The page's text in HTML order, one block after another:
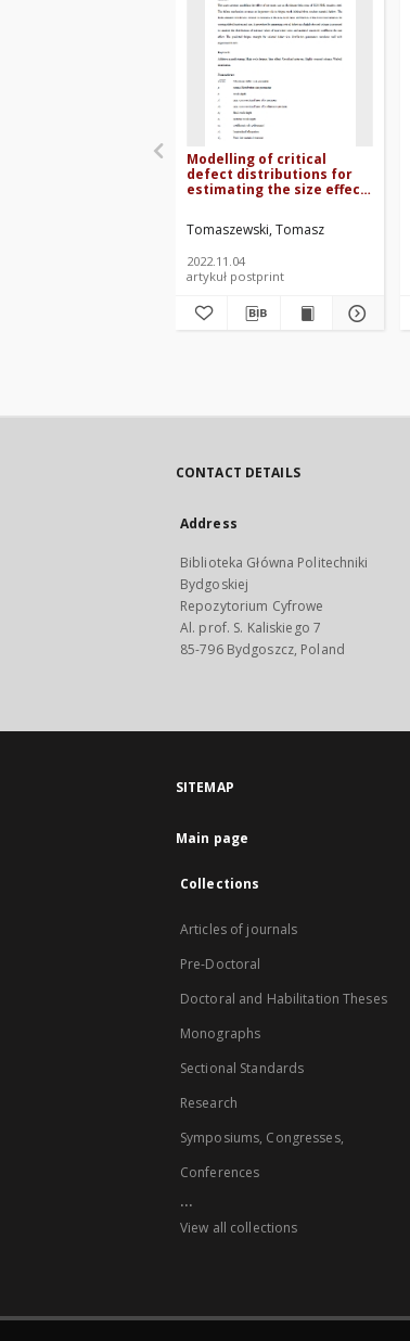
Modelling of critical
defect distributions for
estimating the size effect
316L stainless steel
Tomaszewski, Tomasz
2022.11.04
artykuł postprint
CONTACT DETAILS
Address
Biblioteka Główna Politechniki
Bydgoskiej
Repozytorium Cyfrowe
Al. prof. S. Kaliskiego 7
85-796 Bydgoszcz, Poland
SITEMAP
Main page
Collections
Articles of journals
Pre-Doctoral
Doctoral and Habilitation Theses
Monographs
Sectional Standards
Research
Symposiums, Congresses,
Conferences
...
View all collections